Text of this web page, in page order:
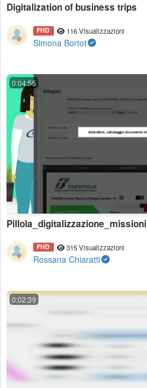
Digitalization of business trips
FHD 116 Visualizzazioni
Simona Bortot
0:04:55
Pillola_digitalizzazione_missioni
FHD 315 Visualizzazioni
Rossana Chiaratti
0:02:39